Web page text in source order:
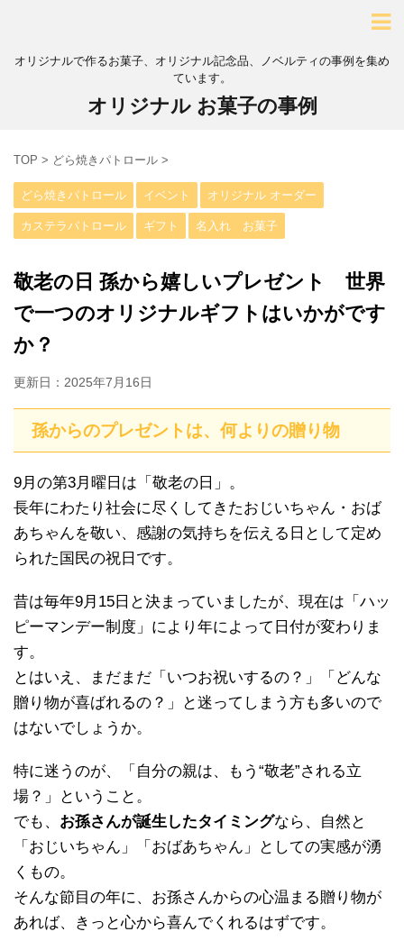
オリジナルで作るお菓子、オリジナル記念品、ノベルティの事例を集め
ています。
オリジナル お菓子の事例
TOP > どら焼きパトロール >
どら焼きパトロール イベント オリジナル オーダー
カステラパトロール ギフト 名入れ お菓子
敬老の日 孫から嬉しいプレゼント 世界
で一つのオリジナルギフトはいかがです
か？
更新日： 2025年7月16日
孫からのプレゼントは、何よりの贈り物
9月の第3月曜日は「敬老の日」。
長年にわたり社会に尽くしてきたおじいちゃん・おば
あちゃんを敬い、感謝の気持ちを伝える日として定め
られた国民の祝日です。
昔は毎年9月15日と決まっていましたが、現在は「ハッ
ピーマンデー制度」により年によって日付が変わりま
す。
とはいえ、まだまだ「いつお祝いするの？」「どんな
贈り物が喜ばれるの？」と迷ってしまう方も多いので
はないでしょうか。
特に迷うのが、「自分の親は、もう“敬老”される立
場？」ということ。
でも、 お孫さんが誕生したタイミングなら、自然と
「おじいちゃん」「おばあちゃん」としての実感が湧
くもの。
そんな節目の年に、お孫さんからの心温まる贈り物が
あれば、きっと心から喜んでくれるはずです。